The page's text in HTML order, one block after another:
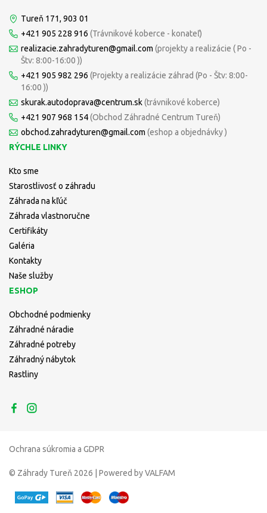
Tureň 171, 903 01
+421 905 228 916 (Trávnikové koberce - konateľ)
realizacie.zahradyturen@gmail.com (projekty a realizácie ( Po -
Štv: 8:00-16:00 ))
+421 905 982 296 (Projekty a realizácie záhrad (Po - Štv: 8:00-
16:00 ))
skurak.autodoprava@centrum.sk(trávnikové koberce)
+421 907 968 154(Obchod Záhradné Centrum Tureň)
obchod.zahradyturen@gmail.com (eshop a objednávky )
RÝCHLE LINKY
Kto sme
Starostlivosť o záhradu
Záhrada na kľúč
Záhrada vlastnoručne
Certifikáty
Galéria
Kontakty
Naše služby
ESHOP
Obchodné podmienky
Záhradné náradie
Záhradné potreby
Záhradný nábytok
Rastliny
Ochrana súkromia a GDPR
© Záhrady Tureň 2026 | Powered by VALFAM